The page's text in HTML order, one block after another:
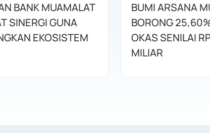
BANK MUAMALAT
SINERGI GUNA
EKOSISTEM
BUMI ARSANA
BORONG
OKAS SENILAI
MILIAR